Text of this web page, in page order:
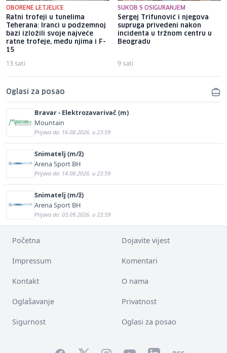
OBORENE LETJELICE
Ratni trofeji u tunelima
Teherana: Iranci u podzemnoj
bazi izložili svoje najveće
ratne trofeje, među njima i F-
15
13 sati
SUKOB S OSIGURANJEM
Sergej Trifunović i njegova
supruga privedeni nakon
incidenta u tržnom centru u
Beogradu
9 sati
Oglasi za posao
Bravar - Elektrozavarivač (m)
Mountain
Prijava do: 16.08.2026. u 23:59
Snimatelj (m/ž)
Arena Sport BH
Prijava do: 14.08.2026. u 23:59
Snimatelj (m/ž)
Arena Sport BH
Prijava do: 03.09.2026. u 23:59
Početna Dojavite vijest
Impressum Komentari
Kontakt O nama
Oglašavanje Privatnost
Sigurnost Oglasi za posao